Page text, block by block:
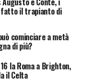
fatto il trapianto di
cominciare a metà
di più?
la Roma a Brighton,
il Celta